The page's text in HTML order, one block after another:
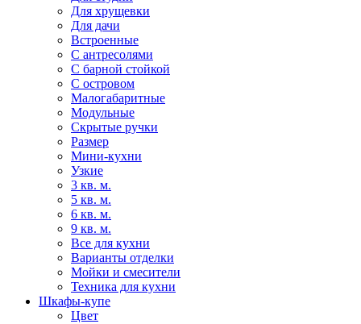
Для хрущевки
Для дачи
Встроенные
С антресолями
С барной стойкой
С островом
Малогабаритные
Модульные
Скрытые ручки
Размер
Мини-кухни
Узкие
3 кв. м.
5 кв. м.
6 кв. м.
9 кв. м.
Все для кухни
Варианты отделки
Мойки и смесители
Техника для кухни
Шкафы-купе
Цвет